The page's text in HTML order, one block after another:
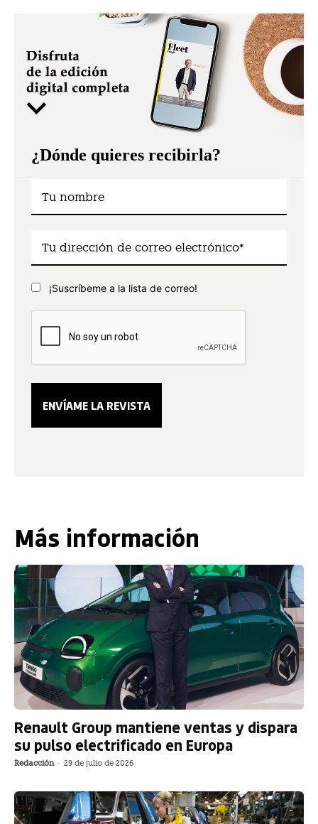
¿Dónde quieres recibirla?
¡Suscríbeme a la lista de correo!
Más información
Renault Group mantiene ventas y dispara
su pulso electrificado en Europa
Redacción - 29 de julio de 2026